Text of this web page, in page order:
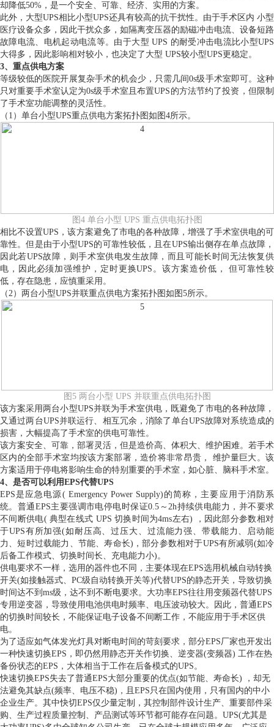
却降低50%，是一个安全、可靠、经济、实用的方案。
此外，大型UPS相比小型UPS还具有较高的抗干扰性。由于手术区内 小型
医疗设备众多，因此干扰众多，如隔离变压器的励磁冲击电流、设备短路
故障电流、电机起动电流等。由于大型 UPS 的耐受冲击电流比小型UPS
大得多，因此影响相对较小，也决定了大型 UPS较小型UPS更稳定。
3、重点供电方案
等级较低的医院开展复杂手术的机会少，只需几间0s级手术室即可。这种
只对重要手术室认定为0s级手术室且布置UPS的方法节约了投资，但限制
了手术室功能调整的灵活性。
（1）单台小型UPS重点供电方案拓扑图如图4所示。
图4 单台小型 UPS 重点供电拓扑图
相比不设置UPS，该方案避免了市电的各种故障，增强了手术室供电的可
靠性。但是由于小型UPS的可靠性较低，且在UPS输出侧存在单点故障，
因此若UPS故障，则手术室供电发生故障，而且可能长时间无法恢复供
电，因此必须加强维护，定时更换UPS。该方案造价低， 但可靠性较
低，存在隐患，应慎重采用。
（2）两台小型UPS并联重点供电方案拓扑图如图5所示。
图5 两台小型 UPS 并联重点供电拓扑图
该方案采用两台小型UPS并联为手术室供电，既避免了市电的各种故障，
又通过两台UPS并联运行、相互冗余，消除了单台UPS故障对系统造成的
损害，大幅提高了手术室的供电可靠性。
该方案安全、可靠，部署灵活，但是造价高、体积大、维护困难。若手术
区内的全部手术室均按该方案部署，造价将非常昂贵， 维护量巨大。该
方案适用于停电将影响生命的特别重要的手术室，如心脏、脑科手术室。
4、是否可以利用EPS代替UPS
EPS是应急电源( Emergency Power Supply)的简称，主要应用于消防系
统。普通EPS主要强调市电停电时保证0.5～2h持续供电能力，并不要求
不间断供电( 典型在线式 UPS 切换时间为4ms左右) ，因此部分参数相对
于UPS有所加强(如耐压高、过压大、过流能力强、带载能力、启动能
力、短时过载能力、节能、寿命长)，部分参数相对于UPS有所减弱(如冷
后备工作模式、切换时间长、充电能力小)。
供电要求不一样，选用的器件也不同，主要体现在EPS选用机械自动转换
开关(如接触器式、PC级自动转换开关等)代替UPS的静态开关，导致切换
时间达不到ms级，达不到不断电要求。大功率EPS往往用变频器代替UPS
专用逆变器，导致使用电池供电时频率、电压波动较大。因此，普通EPS
的切换时间较长，不能保证电子设备不间断工作，不能应用于手术区供
电。
为了适应如气体发光灯具对断电时间的苛刻要求，部分EPS厂家也开发出
一种快速切换EPS，即仍然用静态开关作切换、逆变器(变频器) 工作在热
备份状态的EPS，大体相当于工作在后备模式的UPS。
快速切换EPS失去了普通EPS大部分重要的优点(如节能、寿命长) ，却无
法避免其缺点(频率、电压不稳)，且EPS只在国内使用，只有国内的中小
企业生产。其中快切EPS仅少量定制，其控制部件设计生产、重要部件采
购、生产过程质量控制、产品测试等环节都可能存在问题。UPS(尤其是